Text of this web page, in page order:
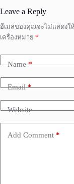
Leave a Reply
อีเมลของคุณจะไม่แสดงใ
เครื่องหมาย *
Name*
Email*
Website
Add Comment *